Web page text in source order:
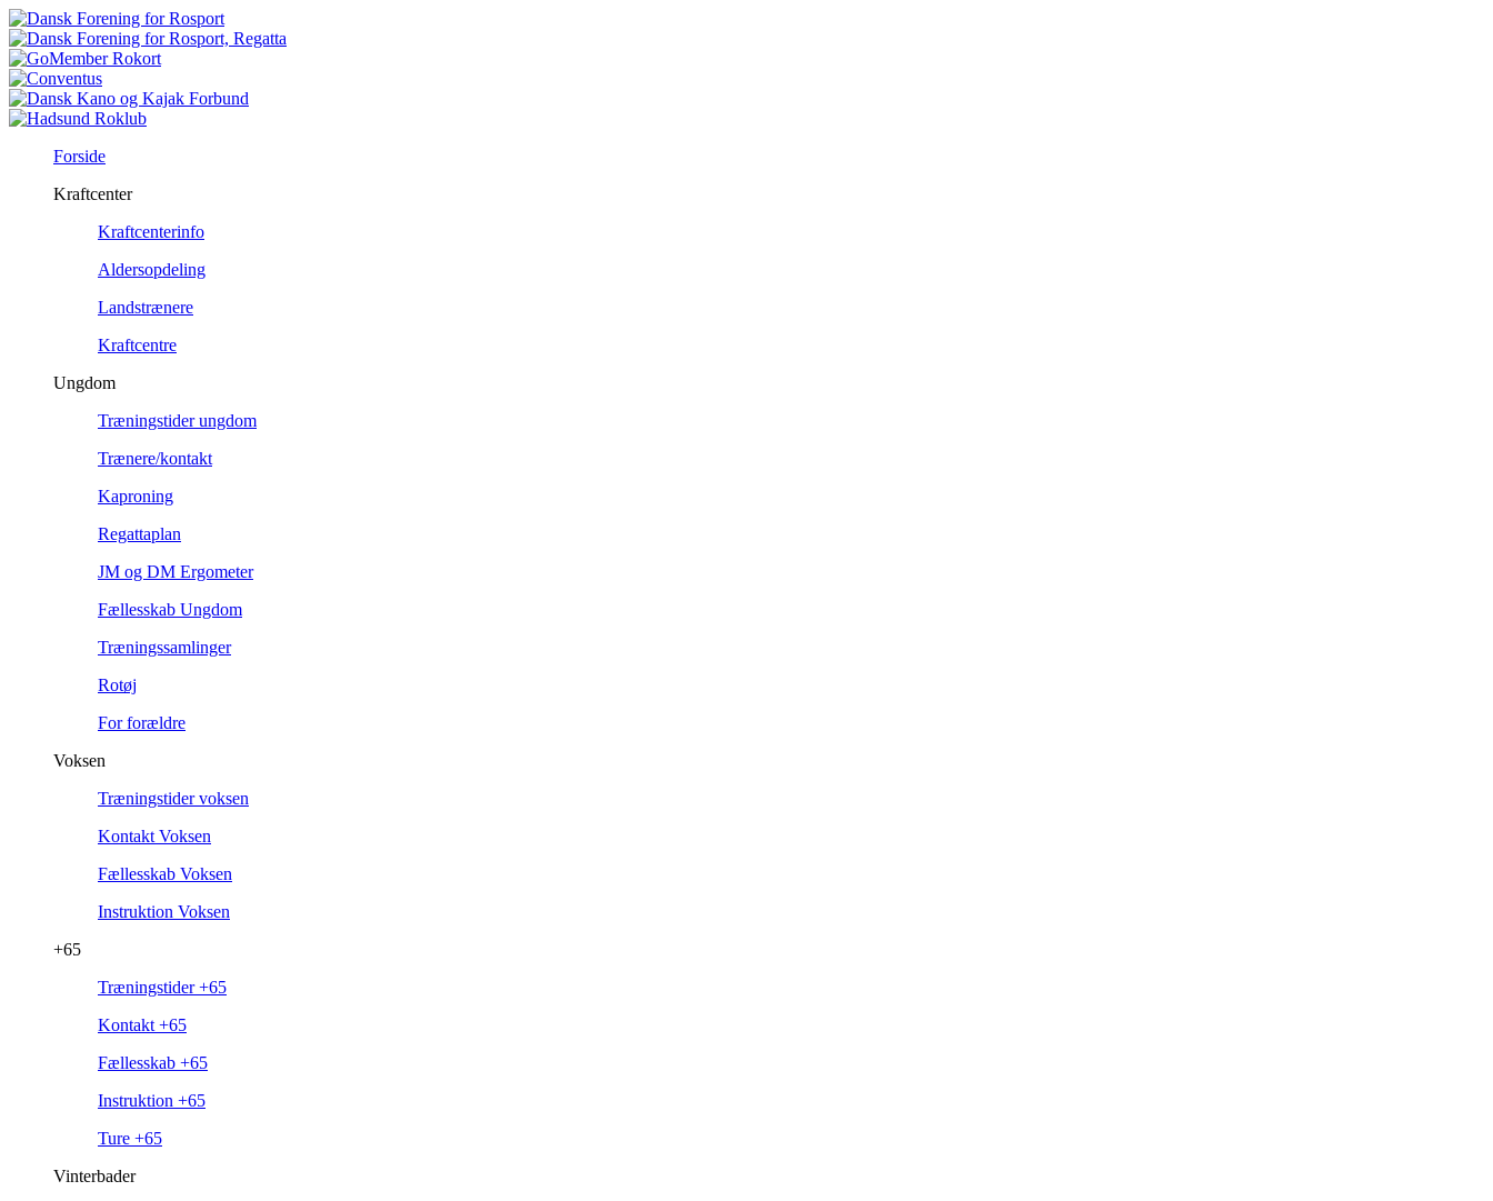
Forside
Kraftcenter
Kraftcenterinfo
Aldersopdeling
Landstrænere
Kraftcentre
Ungdom
Træningstider ungdom
Trænere/kontakt
Kaproning
Regattaplan
JM og DM Ergometer
Fællesskab Ungdom
Træningssamlinger
Rotøj
For forældre
Voksen
Træningstider voksen
Kontakt Voksen
Fællesskab Voksen
Instruktion Voksen
+65
Træningstider +65
Kontakt +65
Fællesskab +65
Instruktion +65
Ture +65
Vinterbader